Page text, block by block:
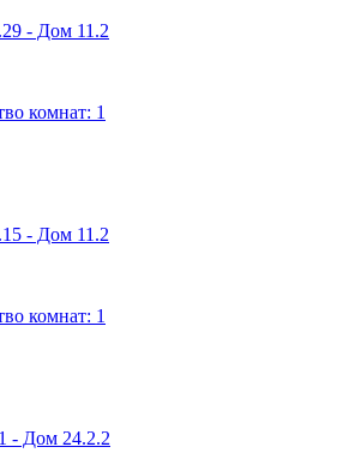
- Дом 11.2
комнат: 1
- Дом 11.2
комнат: 1
- Дом 24.2.2